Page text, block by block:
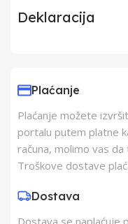
Deklaracija
Proizvođač
Zemlja Porekla
Zemlja Uvoza
Plaćanje
Plaćanje možete
portalu putem platne
računa, molimo vas
Troškove dostave
Dostava
Dostava se naplaćuje